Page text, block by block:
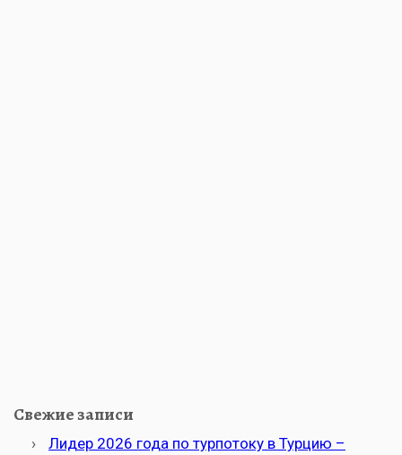
Свежие записи
Лидер 2026 года по турпотоку в Турцию –